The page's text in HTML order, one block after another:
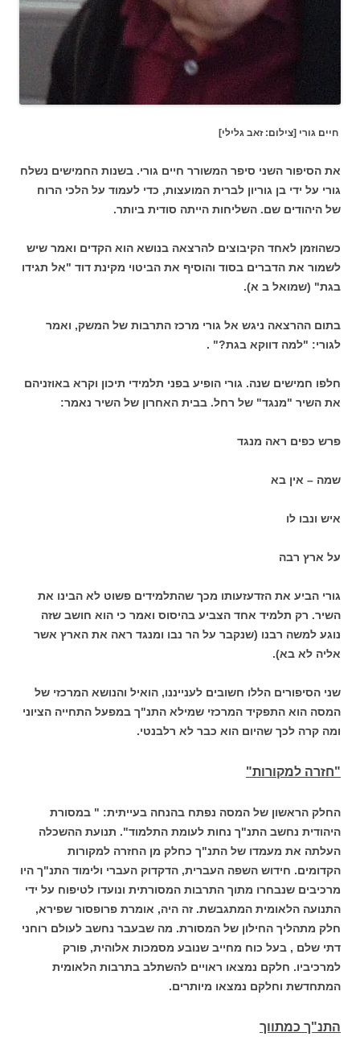
חיים גורי [צילום: זאב גלילי]
את הסיפור השני סיפר המשורר חיים גורי. בשנות החמישים נשלח
גורי על ידי בן גוריון לברית המועצות, כדי לעמוד על הלכי הרוח
של היהודים שם. השליחות הייתה סודית ביותר.
כשהוזמן לאחד הקיבוצים להרצאה בנושא הוא הקדים ואמר שיש
לשמור את הדברים בסוד והוסיף את הביטוי מקינת דוד "אל תגידו
בגת" (שמואל ב א).
בתום ההרצאה ניגש אל גורי מרכז התרבות של המשק, ואמר
לגורי: "למה דווקא בגת?" .
חלפו חמישים שנה. גורי הופיע בפני תלמידי תיכון וקרא באוזניהם
את השיר "מנגד" של רחל. בבית האחרון של השיר נאמר:
פרש כפים ראה מנגד
שמה – אין בא
איש ונבו לו
על ארץ רבה
גורי הביע את הזדעזעותו מכך שהתלמידים פשוט לא הבינו את
השיר. רק תלמיד אחד הצביע בהיסוס ואמר כי הוא חושב שזה
נוגע למשה רבנו (שנקבר על הר נבו ומנגד ראה את הארץ אשר
אליה לא בא).
שני הסיפורים הללו חשובים לענייננו, הואיל והנושא המרכזי של
המסה הוא התפקיד המרכזי שמילא התנ"ך במפעל התחייה הציוני
ומה קרה לכך שהיום הוא כבר לא רלבנטי.
"חזרה למקורות"
החלק הראשון של המסה נפתח בהנחה בעייתית: " במסורת
היהודית נחשב התנ"ך נחות לעומת התלמוד". תנועת ההשכלה
העלתה את מעמדו של התנ"ך כחלק מן החזרה למקורות
הקדומים. חידוש השפה העברית, הדקדוק העברי ולימוד התנ"ך היו
מרכיבים שנבחרו מתוך התרבות המסורתית ונועדו לטיפוח על ידי
התנועה הלאומית המתגבשת. זה היה, אומרת פרופסור שפירא,
חלק מתהליך החילון של המסורת. מה שבעבר נחשב לעולם רוחני
דתי שלם , בעל כוח מחייב שנובע מסמכות אלוהית, פורק
למרכיביו. חלקם נמצאו ראויים להשתלב בתרבות הלאומית
המתחדשת וחלקם נמצאו מיותרים.
התנ"ך כמתווך